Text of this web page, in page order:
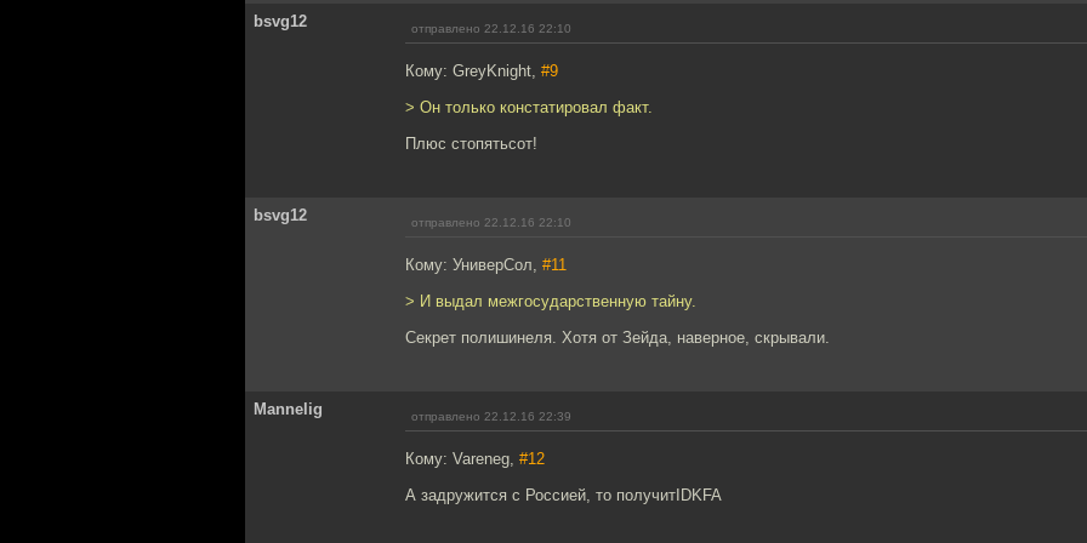
bsvg12 отправлено 22.12.16 22:10
Кому: GreyKnight, #9
> Он только констатировал факт.
Плюс стопятьсот!
bsvg12 отправлено 22.12.16 22:10
Кому: УниверСол, #11
> И выдал межгосударственную тайну.
Секрет полишинеля. Хотя от Зейда, наверное, скрывали.
Mannelig отправлено 22.12.16 22:39
Кому: Vareneg, #12
А задружится с Россией, то получитIDKFA